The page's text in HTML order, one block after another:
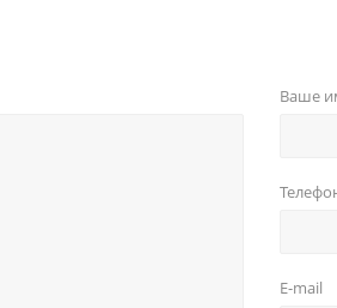
Ваше
E-mail